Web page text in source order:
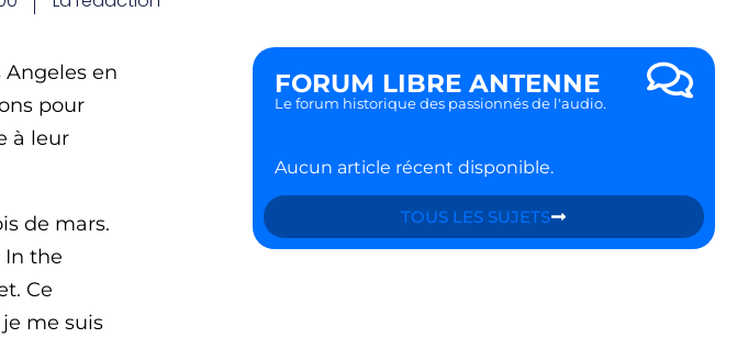
Angeles en
pour
à leur
de mars.
In the
Ce
me suis
FORUM LIBRE ANTENNE
Le forum historique des passionnés de l'audio.
Aucun article récent disponible.
TOUS LES SUJETS